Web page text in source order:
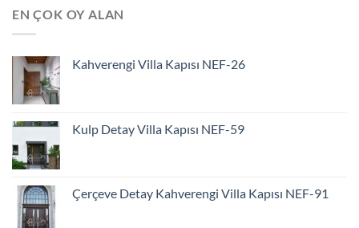
EN ÇOK OY ALAN
Kahverengi Villa Kapısı NEF-26
Kulp Detay Villa Kapısı NEF-59
Çerçeve Detay Kahverengi Villa Kapısı NEF-91